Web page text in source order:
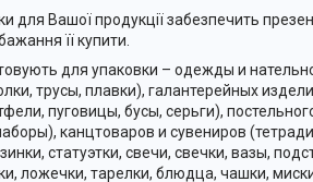
для Вашої продукції забезпечить
її купити.
для упаковки – одежды и
трусы, плавки), галантерейных
пуговицы, бусы, серьги),
канцтоваров и сувениров
статуэтки, свечи, свечки, вазы,
ложечки, тарелки, блюдца, чашки,